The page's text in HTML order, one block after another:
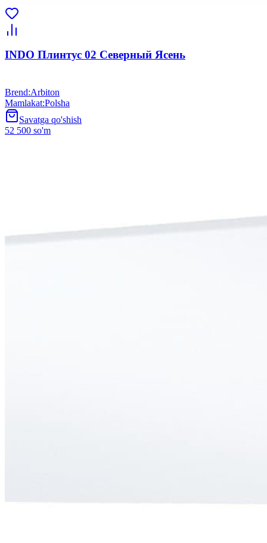
INDO Плинтус 02 Северный Ясень
Brend:Arbiton
Mamlakat:Polsha
Savatga qo'shish
52 500 so'm